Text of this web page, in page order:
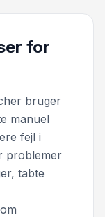
for
bruger
manuel
fejl i
problemer
tabte